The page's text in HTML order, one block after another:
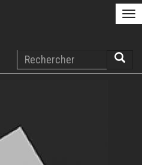
Rechercher